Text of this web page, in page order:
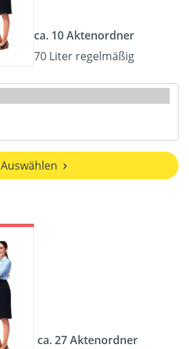
ca. 10 Aktenordner
70 Liter regelmäßig
Auswählen
ca. 27 Aktenordner